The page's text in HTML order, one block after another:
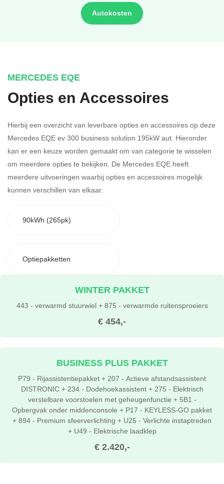
Autokosten
MERCEDES EQE
Opties en Accessoires
Hierbij een overzicht van leverbare opties en accessoires op deze
Mercedes EQE ev 300 business solution 195kW aut. Hieronder
kan er een keuze worden gemaakt om van categorie te wisselen
om meerdere opties te bekijken. De Mercedes EQE heeft
meerdere uitvoeringen waarbij opties en accessoires mogelijk
kunnen verschillen van elkaar.
90kWh (265pk)
Optiepakketten
€ 454,-
WINTER PAKKET
443 - verwarmd stuurwiel + 875 - verwarmde ruitensproeiers
€ 2.420,-
BUSINESS PLUS PAKKET
P79 - Rijassistentiepakket + 207 - Actieve afstandsassistent
DISTRONIC + 234 - Dodehoekassistent + 275 - Elektrisch
verstelbare voorstoelen met geheugenfunctie + 5B1 -
Opbergvak onder middenconsole + P17 - KEYLESS-GO pakket
+ 894 - Premium sfeerverlichting + U25 - Verlichte instaptreden
+ U49 - Elektrische laadklep